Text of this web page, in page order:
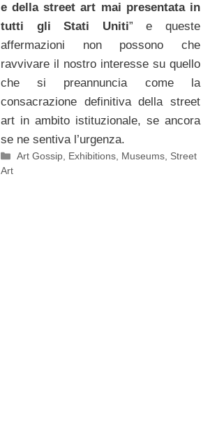
e della street art mai presentata in
tutti gli Stati Uniti” e queste
affermazioni non possono che
ravvivare il nostro interesse su quello
che si preannuncia come la
consacrazione definitiva della street
art in ambito istituzionale, se ancora
se ne sentiva l’urgenza.
Categorie
Art Gossip, Exhibitions, Museums, Street
Art